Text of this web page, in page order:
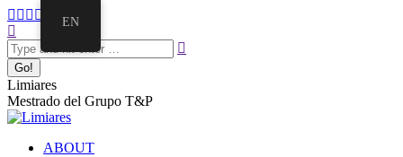
Limiares
Mestrado del Grupo T&P
ABOUT
EN